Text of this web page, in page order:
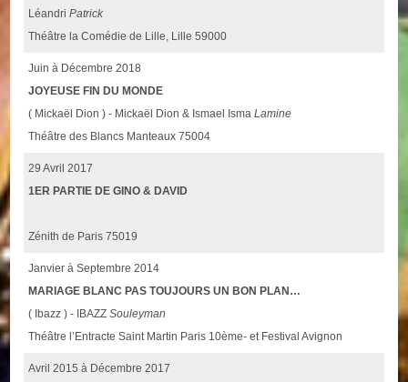
LéandriPatrick
Théâtre la Comédie de Lille, Lille 59000
Juin à Décembre 2018
JOYEUSE FIN DU MONDE
( Mickaël Dion ) - Mickaël Dion & Ismael IsmaLamine
Théâtre des Blancs Manteaux 75004
29 Avril 2017
1ER PARTIE DE GINO & DAVID
Zénith de Paris 75019
Janvier à Septembre 2014
MARIAGE BLANC PAS TOUJOURS UN BON PLAN…
( Ibazz ) - IBAZZSouleyman
Théâtre l’Entracte Saint Martin Paris 10ème- et Festival Avignon
Avril 2015 à Décembre 2017